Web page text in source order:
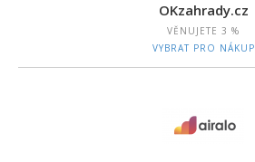
OKzahrady.cz
VĚNUJETE 3 %
VYBRAT PRO NÁKUP